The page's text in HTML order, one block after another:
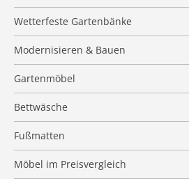
Wetterfeste Gartenbänke
Modernisieren & Bauen
Gartenmöbel
Bettwäsche
Fußmatten
Möbel im Preisvergleich